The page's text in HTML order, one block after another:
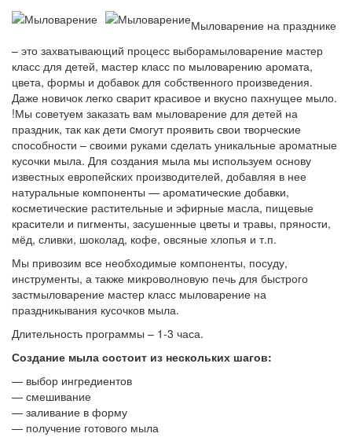
Мыловарение на празднике
– это захватывающий процесс выборамыловарение мастер
класс для детей, мастер класс по мыловарению аромата,
цвета, формы и добавок для собственного произведения.
Даже новичок легко сварит красивое и вкусно пахнущее мыло.
!Мы советуем заказать вам мыловарение для детей на
праздник, так как дети cмогут проявить свои творческие
способности – своими руками сделать уникальные ароматные
кусочки мыла. Для создания мыла мы используем основу
известных европейских производителей, добавляя в нее
натуральные компоненты — ароматические добавки,
косметические растительные и эфирные масла, пищевые
красители и пигменты, засушенные цветы и травы, пряности,
мёд, сливки, шоколад, кофе, овсяные хлопья и т.п.
Мы привозим все необходимые компоненты, посуду,
инструменты, а также микроволновую печь для быстрого
застмыловарение мастер класс мыловарение на
праздникывания кусочков мыла.
Длительность программы – 1-3 часа.
Создание мыла состоит из нескольких шагов:
— выбор ингредиентов
— смешивание
— заливание в форму
— получение готового мыла